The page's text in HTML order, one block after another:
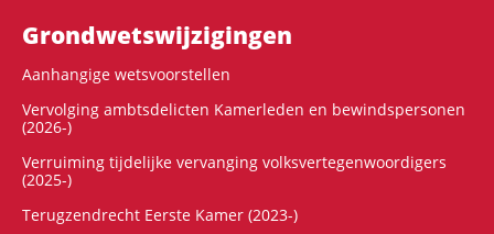
Grondwets­wijzigingen
Aanhangige wetsvoorstellen
Vervolging ambtsdelicten Kamerleden en bewindspersonen
(2026-)
Verruiming tijdelijke vervanging volksvertegenwoordigers
(2025-)
Terugzendrecht Eerste Kamer (2023-)